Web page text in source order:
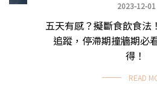
2023-12-01
五天有感？擬斷食飲食法
追蹤，停滯期撞牆期必
得！
READ